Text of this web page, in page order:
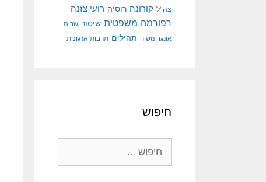
צה"ל קורונה רוסיה רועי צזנה
רפורמה משפטית שיטור שרית
אונגר משיח תהילים תרבות ארגונית
חיפוש